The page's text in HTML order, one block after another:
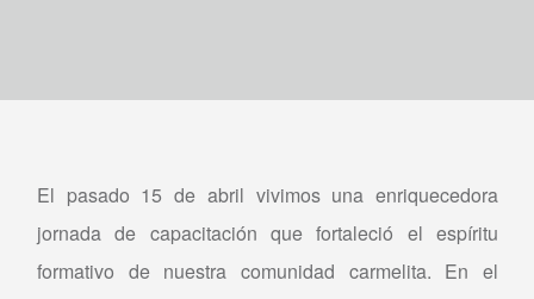
El pasado 15 de abril vivimos una enriquecedora
jornada de capacitación que fortaleció el espíritu
formativo de nuestra comunidad carmelita. En el